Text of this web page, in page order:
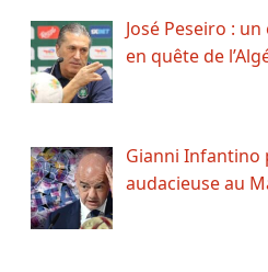
José Peseiro :
en quête de
Gianni Infantino
audacieuse au